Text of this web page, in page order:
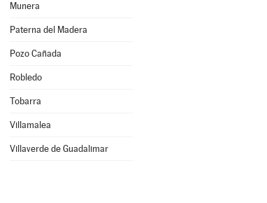
Munera
Paterna del Madera
Pozo Cañada
Robledo
Tobarra
Villamalea
Villaverde de Guadalimar